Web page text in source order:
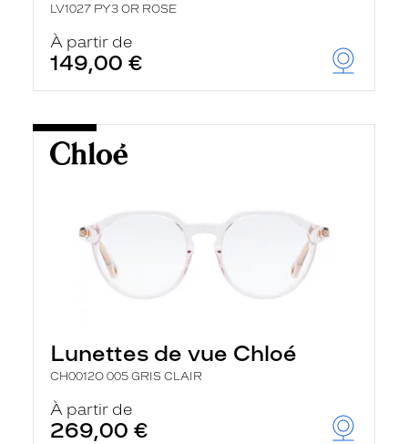
LV1027 PY3 OR ROSE
À partir de
149,00 €
Lunettes de vue Chloé
CH0012O 005 GRIS CLAIR
À partir de
269,00 €